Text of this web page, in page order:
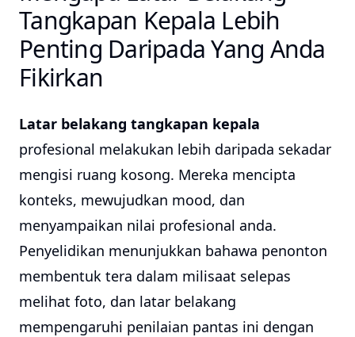
Tangkapan Kepala Lebih
Penting Daripada Yang Anda
Fikirkan
Latar belakang tangkapan kepala
profesional melakukan lebih daripada sekadar
mengisi ruang kosong. Mereka mencipta
konteks, mewujudkan mood, dan
menyampaikan nilai profesional anda.
Penyelidikan menunjukkan bahawa penonton
membentuk tera dalam milisaat selepas
melihat foto, dan latar belakang
mempengaruhi penilaian pantas ini dengan